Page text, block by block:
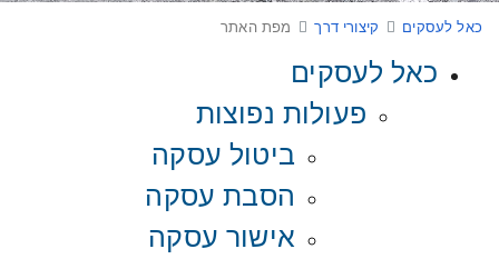
כאל לעסקים קיצורי דרך מפת האתר
כאל לעסקים
פעולות נפוצות
ביטול עסקה
הסבת עסקה
אישור עסקה